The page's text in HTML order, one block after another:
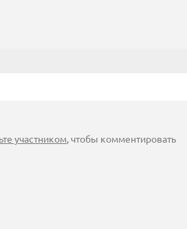
участником, чтобы комментировать